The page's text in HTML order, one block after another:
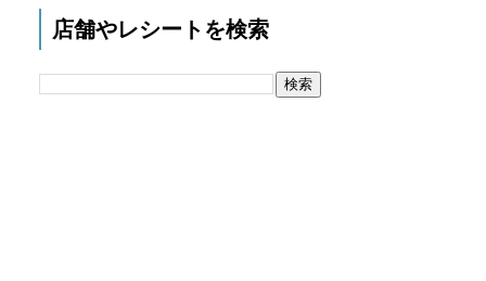
店舗やレシートを検索